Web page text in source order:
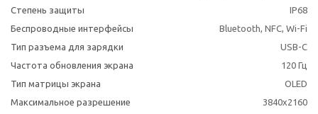
Степень защиты
IP68
Беспроводные интерфейсы
Bluetooth, NFC, Wi-Fi
Тип разъема для зарядки
USB-C
Частота обновления экрана
120 Гц
Тип матрицы экрана
OLED
Максимальное разрешение
3840x2160